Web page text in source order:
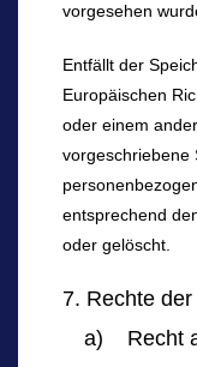
vorgesehen
Entfällt der
Europäischen
oder einem
vorgeschriebene
entsprechend
oder gelöscht.
7. Rechte
a) Recht